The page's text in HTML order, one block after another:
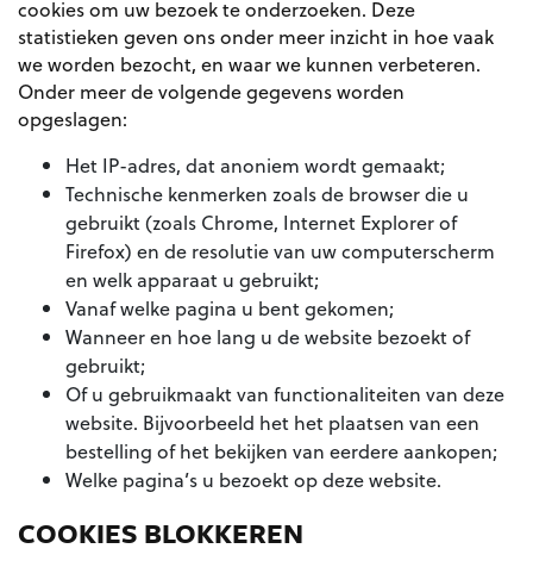
cookies om uw bezoek te onderzoeken. Deze
statistieken geven ons onder meer inzicht in hoe vaak
we worden bezocht, en waar we kunnen verbeteren.
Onder meer de volgende gegevens worden
opgeslagen:
Het IP-adres, dat anoniem wordt gemaakt;
Technische kenmerken zoals de browser die u
gebruikt (zoals Chrome, Internet Explorer of
Firefox) en de resolutie van uw computerscherm
en welk apparaat u gebruikt;
Vanaf welke pagina u bent gekomen;
Wanneer en hoe lang u de website bezoekt of
gebruikt;
Of u gebruikmaakt van functionaliteiten van deze
website. Bijvoorbeeld het het plaatsen van een
bestelling of het bekijken van eerdere aankopen;
Welke pagina’s u bezoekt op deze website.
COOKIES BLOKKEREN